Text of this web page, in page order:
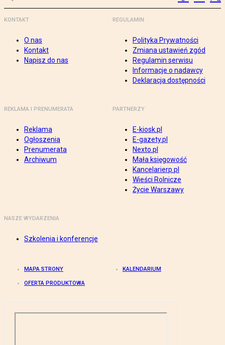
KONTAKT
O nas
Kontakt
Napisz do nas
REGULAMIN
Polityka Prywatności
Zmiana ustawień zgód
Regulamin serwisu
Informacje o nadawcy
Deklaracja dostępności
REKLAMA I PRENUMERATA
Reklama
Ogłoszenia
Prenumerata
Archiwum
PARTNERZY
E-kiosk.pl
E-gazety.pl
Nexto.pl
Mała księgowość
Kancelarierp.pl
Wieści Rolnicze
Życie Warszawy
NASZE WYDARZENIA
Szkolenia i konferencje
MAPA STRONY KALENDARIUM
OFERTA PRODUKTOWA